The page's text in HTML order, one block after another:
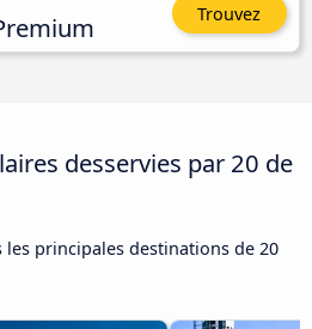
Trouvez
desservies par 20 de
les principales destinations de 20